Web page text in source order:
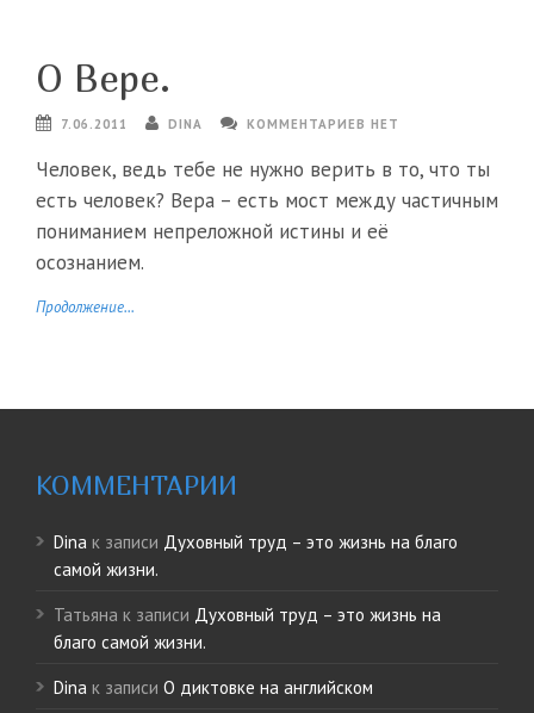
О Вере.
7.06.2011 DINA КОММЕНТАРИЕВ НЕТ
Человек, ведь тебе не нужно верить в то, что ты
есть человек? Вера – есть мост между частичным
пониманием непреложной истины и её
осознанием.
Продолжение...
КОММЕНТАРИИ
Dina к записи Духовный труд – это жизнь на благо
самой жизни.
Татьяна к записи Духовный труд – это жизнь на
благо самой жизни.
Dina к записи О диктовке на английском